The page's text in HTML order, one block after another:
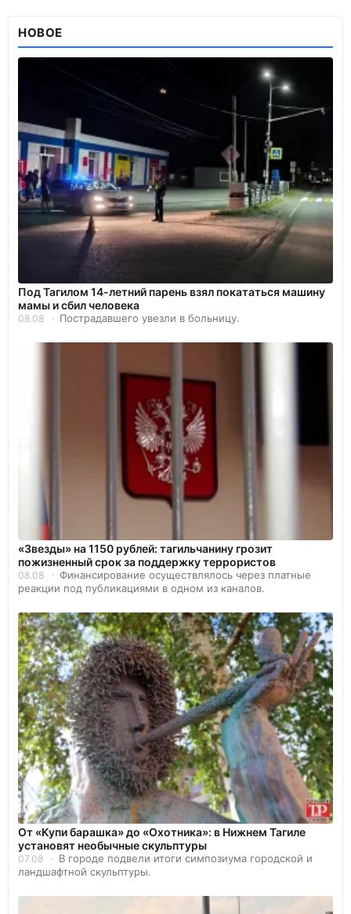
НОВОЕ
Под Тагилом 14-летний парень взял покататься машину
мамы и сбил человека
08.08 Пострадавшего увезли в больницу.
«Звезды» на 1150 рублей: тагильчанину грозит
пожизненный срок за поддержку террористов
08.08
Финансирование осуществлялось через платные
реакции под публикациями в одном из каналов.
От «Купи барашка» до «Охотника»: в Нижнем Тагиле
установят необычные скульптуры
07.08
В городе подвели итоги симпозиума городской и
ландшафтной скульптуры.